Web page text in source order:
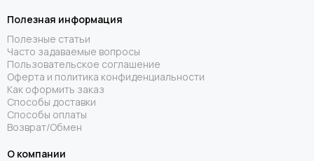
Полезная информация
Полезные статьи
Часто задаваемые вопросы
Пользовательское соглашение
Оферта и политика конфиденциальности
Как оформить заказ
Способы доставки
Способы оплаты
Возврат/Обмен
О компании